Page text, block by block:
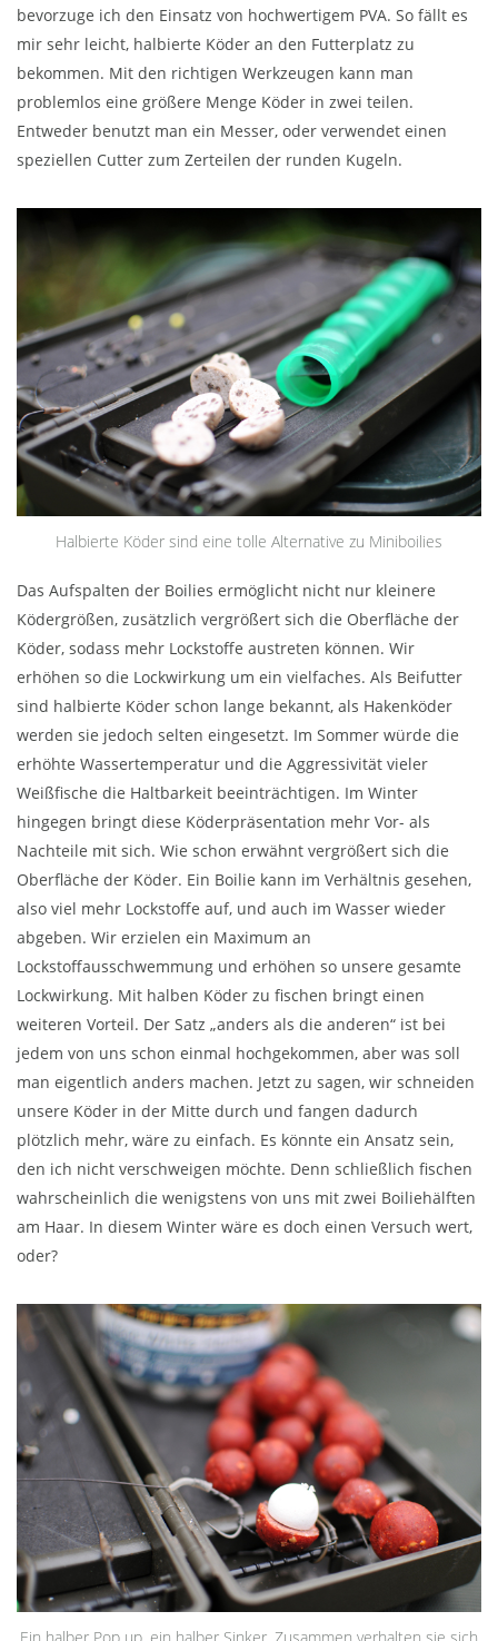
bevorzuge ich den Einsatz von hochwertigem PVA. So fällt es
mir sehr leicht, halbierte Köder an den Futterplatz zu
bekommen. Mit den richtigen Werkzeugen kann man
problemlos eine größere Menge Köder in zwei teilen.
Entweder benutzt man ein Messer, oder verwendet einen
speziellen Cutter zum Zerteilen der runden Kugeln.
Halbierte Köder sind eine tolle Alternative zu Miniboilies
Das Aufspalten der Boilies ermöglicht nicht nur kleinere
Ködergrößen, zusätzlich vergrößert sich die Oberfläche der
Köder, sodass mehr Lockstoffe austreten können. Wir
erhöhen so die Lockwirkung um ein vielfaches. Als Beifutter
sind halbierte Köder schon lange bekannt, als Hakenköder
werden sie jedoch selten eingesetzt. Im Sommer würde die
erhöhte Wassertemperatur und die Aggressivität vieler
Weißfische die Haltbarkeit beeinträchtigen. Im Winter
hingegen bringt diese Köderpräsentation mehr Vor- als
Nachteile mit sich. Wie schon erwähnt vergrößert sich die
Oberfläche der Köder. Ein Boilie kann im Verhältnis gesehen,
also viel mehr Lockstoffe auf, und auch im Wasser wieder
abgeben. Wir erzielen ein Maximum an
Lockstoffausschwemmung und erhöhen so unsere gesamte
Lockwirkung. Mit halben Köder zu fischen bringt einen
weiteren Vorteil. Der Satz „anders als die anderen“ ist bei
jedem von uns schon einmal hochgekommen, aber was soll
man eigentlich anders machen. Jetzt zu sagen, wir schneiden
unsere Köder in der Mitte durch und fangen dadurch
plötzlich mehr, wäre zu einfach. Es könnte ein Ansatz sein,
den ich nicht verschweigen möchte. Denn schließlich fischen
wahrscheinlich die wenigstens von uns mit zwei Boiliehälften
am Haar. In diesem Winter wäre es doch einen Versuch wert,
oder?
Ein halber Pop up, ein halber Sinker. Zusammen verhalten sie sich